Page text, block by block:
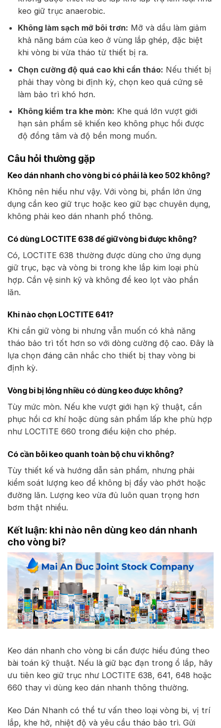
keo giữ trục anaerobic.
Không làm sạch mỡ bôi trơn: Mỡ và dầu làm giảm
khả năng bám của keo ở vùng lắp ghép, đặc biệt
khi vòng bi vừa tháo từ thiết bị ra.
Chọn cường độ quá cao khi cần tháo: Nếu thiết bị
phải thay vòng bi định kỳ, chọn keo quá cứng sẽ
làm bảo trì khó hơn.
Không kiểm tra khe mòn: Khe quá lớn vượt giới
hạn sản phẩm sẽ khiến keo không phục hồi được
độ đồng tâm và độ bền mong muốn.
Câu hỏi thường gặp
Keo dán nhanh cho vòng bi có phải là keo 502 không?
Không nên hiểu như vậy. Với vòng bi, phần lớn ứng
dụng cần keo giữ trục hoặc keo giữ bạc chuyên dụng,
không phải keo dán nhanh phổ thông.
Có dùng LOCTITE 638 để giữ vòng bi được không?
Có, LOCTITE 638 thường được dùng cho ứng dụng
giữ trục, bạc và vòng bi trong khe lắp kim loại phù
hợp. Cần vệ sinh kỹ và không để keo lọt vào phần
lăn.
Khi nào chọn LOCTITE 641?
Khi cần giữ vòng bi nhưng vẫn muốn có khả năng
tháo bảo trì tốt hơn so với dòng cường độ cao. Đây là
lựa chọn đáng cân nhắc cho thiết bị thay vòng bi
định kỳ.
Vòng bi bị lỏng nhiều có dùng keo được không?
Tùy mức mòn. Nếu khe vượt giới hạn kỹ thuật, cần
phục hồi cơ khí hoặc dùng sản phẩm lấp khe phù hợp
như LOCTITE 660 trong điều kiện cho phép.
Có cần bôi keo quanh toàn bộ chu vi không?
Tùy thiết kế và hướng dẫn sản phẩm, nhưng phải
kiểm soát lượng keo để không bị đẩy vào phớt hoặc
đường lăn. Lượng keo vừa đủ luôn quan trọng hơn
bơm thật nhiều.
Kết luận: khi nào nên dùng keo dán nhanh
cho vòng bi?
Keo dán nhanh cho vòng bi cần được hiểu đúng theo
bài toán kỹ thuật. Nếu là giữ bạc đạn trong ổ lắp, hãy
ưu tiên keo giữ trục như LOCTITE 638, 641, 648 hoặc
660 thay vì dùng keo dán nhanh thông thường.
Keo Dán Nhanh có thể tư vấn theo loại vòng bi, vị trí
lắp, khe hở, nhiệt độ và yêu cầu tháo bảo trì. Gửi